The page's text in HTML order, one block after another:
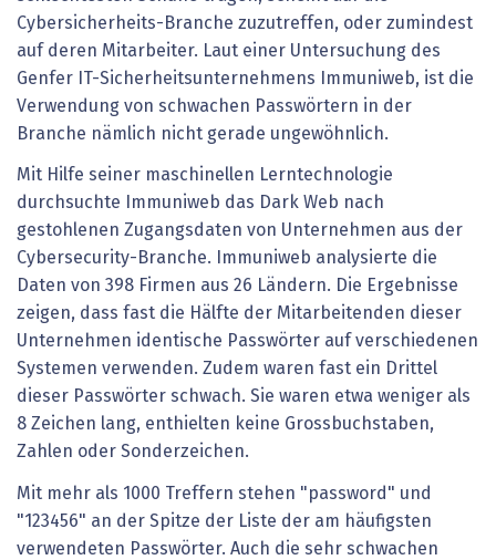
Cybersicherheits-Branche zuzutreffen, oder zumindest
auf deren Mitarbeiter. Laut einer Untersuchung des
Genfer IT-Sicherheitsunternehmens Immuniweb, ist die
Verwendung von schwachen Passwörtern in der
Branche nämlich nicht gerade ungewöhnlich.
Mit Hilfe seiner maschinellen Lerntechnologie
durchsuchte Immuniweb das Dark Web nach
gestohlenen Zugangsdaten von Unternehmen aus der
Cybersecurity-Branche. Immuniweb analysierte die
Daten von 398 Firmen aus 26 Ländern. Die Ergebnisse
zeigen, dass fast die Hälfte der Mitarbeitenden dieser
Unternehmen identische Passwörter auf verschiedenen
Systemen verwenden. Zudem waren fast ein Drittel
dieser Passwörter schwach. Sie waren etwa weniger als
8 Zeichen lang, enthielten keine Grossbuchstaben,
Zahlen oder Sonderzeichen.
Mit mehr als 1000 Treffern stehen "password" und
"123456" an der Spitze der Liste der am häufigsten
verwendeten Passwörter. Auch die sehr schwachen